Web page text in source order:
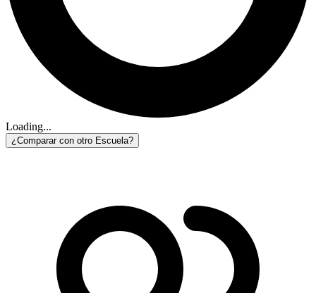
Loading...
¿Comparar con otro Escuela?